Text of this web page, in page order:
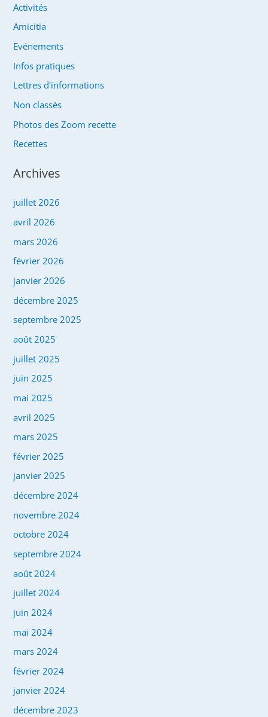
Activités
Amicitia
Evénements
Infos pratiques
Lettres d'informations
Non classés
Photos des Zoom recette
Recettes
Archives
juillet 2026
avril 2026
mars 2026
février 2026
janvier 2026
décembre 2025
septembre 2025
août 2025
juillet 2025
juin 2025
mai 2025
avril 2025
mars 2025
février 2025
janvier 2025
décembre 2024
novembre 2024
octobre 2024
septembre 2024
août 2024
juillet 2024
juin 2024
mai 2024
mars 2024
février 2024
janvier 2024
décembre 2023